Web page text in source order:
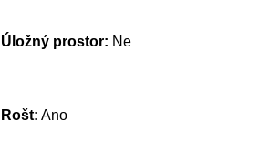
Úložný prostor: Ne
Rošt: Ano